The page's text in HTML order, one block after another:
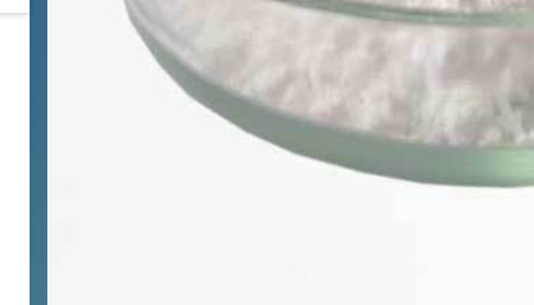
1 胍基乙酸 98%
浏览量 - 10w+
饲料添加剂原料